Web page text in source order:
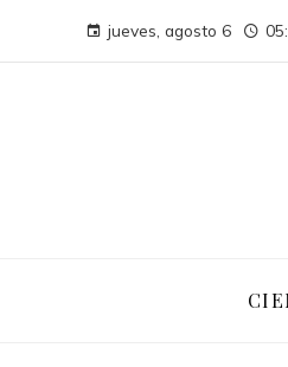
jueves, agosto 6